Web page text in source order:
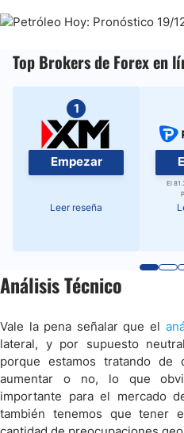
Top Brokers de Forex en
1
Empezar
Leer reseña
El
Análisis Técnico
Vale la pena señalar que el
lateral, y por supuesto
porque estamos tratando
aumentar o no, lo que
importante para el mercado
también tenemos que tener